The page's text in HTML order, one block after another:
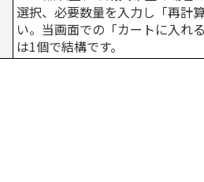
選択、必要数量を入力し「再計
い。当画面での「カートに入れ
は1個で結構です。